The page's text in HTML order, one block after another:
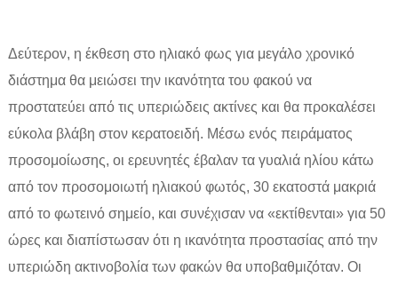
Δεύτερον, η έκθεση στο ηλιακό φως για μεγάλο χρονικό
διάστημα θα μειώσει την ικανότητα του φακού να
προστατεύει από τις υπεριώδεις ακτίνες και θα προκαλέσει
εύκολα βλάβη στον κερατοειδή. Μέσω ενός πειράματος
προσομοίωσης, οι ερευνητές έβαλαν τα γυαλιά ηλίου κάτω
από τον προσομοιωτή ηλιακού φωτός, 30 εκατοστά μακριά
από το φωτεινό σημείο, και συνέχισαν να «εκτίθενται» για 50
ώρες και διαπίστωσαν ότι η ικανότητα προστασίας από την
υπεριώδη ακτινοβολία των φακών θα υποβαθμιζόταν. Οι